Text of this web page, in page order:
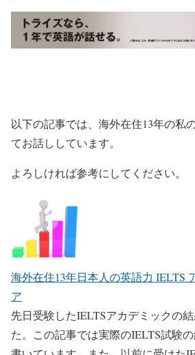
以下の記事では、海外在住13年の私
てお話ししています。
よろしければ参考にしてください。
海外在住13年日本人の英語力 IELTS
ア
先日受験したIELTSアカデミックの
た。この記事では実際のIELTS試験